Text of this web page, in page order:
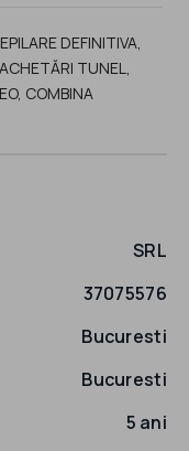
DEFINITIVA,
TUNEL,
COMBINA
SRL
37075576
Bucuresti
Bucuresti
5 ani